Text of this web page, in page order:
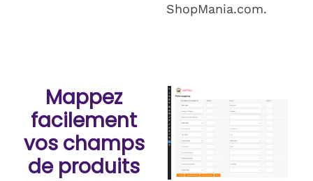
ShopMania.com.
Mappez
facilement
vos champs
de produits